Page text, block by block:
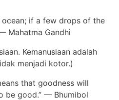
ocean; if a few drops of the
Mahatma Gandhi
Kemanusiaan adalah
menjadi kotor.)
that goodness will
be good.” — Bhumibol